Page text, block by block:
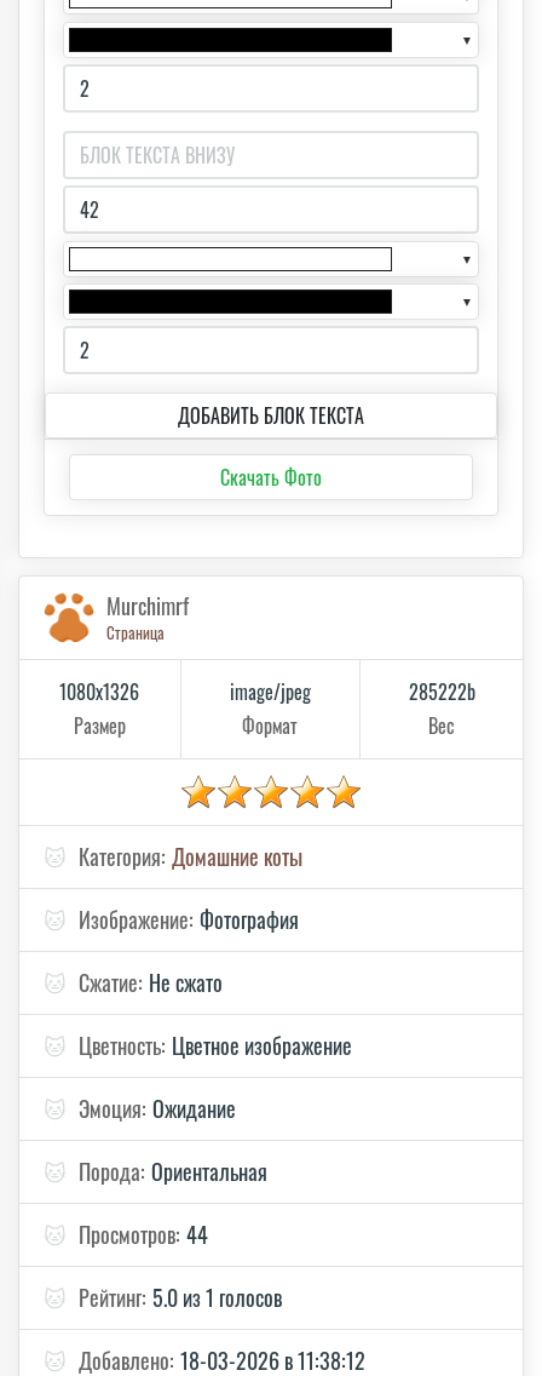
▼
▼
▼
ДОБАВИТЬ БЛОК ТЕКСТА
Скачать Фото
Murchimrf
Страница
1080x1326
Размер
image/jpeg
Формат
285222b
Вес
🐱 Категория: Домашние коты
🐱 Изображение: Фотография
🐱 Сжатие: Не сжато
🐱 Цветность: Цветное изображение
🐱 Эмоция: Ожидание
🐱 Порода: Ориентальная
🐱 Просмотров: 44
🐱 Рейтинг: 5.0 из 1 голосов
🐱 Добавлено: 18-03-2026 в 11:38:12